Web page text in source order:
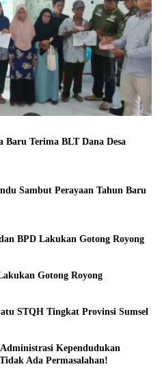
Terima BLT Dana Desa
Sambut Perayaan Tahun Baru
BPD Lakukan Gotong Royong
Gotong Royong
STQH Tingkat Provinsi Sumsel
Kependudukan
Ada Permasalahan!